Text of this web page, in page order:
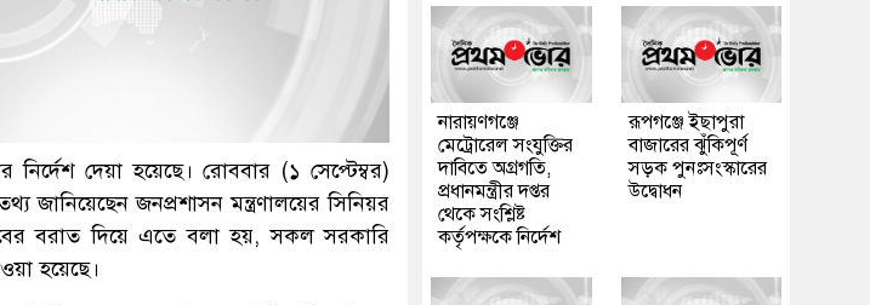
দেয়া হয়েছে। রোববার (১ সেপ্টেম্বর)
জানিয়েছেন জনপ্রশাসন মন্ত্রণালয়ের সিনিয়র
বরাত দিয়ে এতে বলা হয়, সকল সরকারি
হয়েছে।
নারায়ণগঞ্জে
মেট্রোরেল সংযুক্তির
দাবিতে অগ্রগতি,
প্রধানমন্ত্রীর দপ্তর
থেকে সংশ্লিষ্ট
কর্তৃপক্ষকে নির্দেশ
রূপগঞ্জে ইছাপুরা
বাজারের ঝুঁকিপূর্ণ
সড়ক পুনঃসংস্কারের
উদ্বোধন